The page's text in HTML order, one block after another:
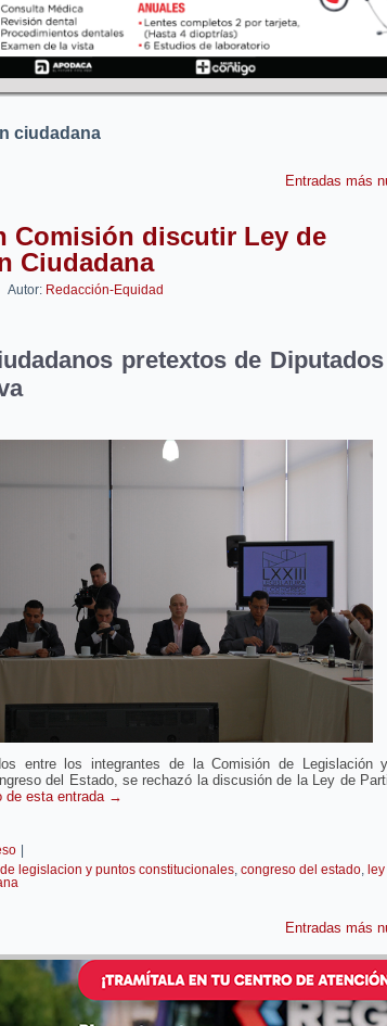
ciudadana
Entradas más
Comisión discutir Ley de
Ciudadana
Autor: Redacción-Equidad
pretextos de
entre los integrantes de la Comisión de Legislación
del Estado, se rechazó la discusión de la Ley de
de esta entrada →
legislacion y puntos constitucionales, congreso del estado,
Entradas más